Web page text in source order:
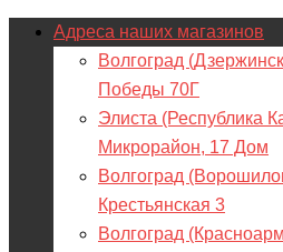
Адреса наших магазинов
Волгоград
Победы 70Г
Элиста (Республика
Микрорайон, 17 Дом
Волгоград
Крестьянская 3
Волгоград